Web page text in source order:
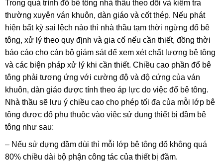
Trong quá trình đổ bê tông nhà thầu theo dõi và kiểm tra
thường xuyên ván khuôn, dàn giáo và cốt thép. Nếu phát
hiện bất kỳ sai lệch nào thì nhà thầu tạm thời ngừng đổ bê
tông, xử lý theo quy định và gia cố nếu cần thiết, đồng thời
báo cáo cho cán bộ giám sát để xem xét chất lượng bê tông
và các biện pháp xử lý khi cần thiết. Chiều cao phần đổ bê
tông phải tương ứng với cường độ và độ cứng của ván
khuôn, dàn giáo được tính theo áp lực do việc đổ bê tông.
Nhà thầu sẽ lưu ý chiều cao cho phép tối đa của mỗi lớp bê
tông được đổ phụ thuộc vào việc sử dụng thiết bị đầm bê
tông như sau:
– Nếu sử dựng đầm dùi thì mỗi lớp bê tông đổ không quá
80% chiều dài bộ phận công tác của thiết bị đầm.